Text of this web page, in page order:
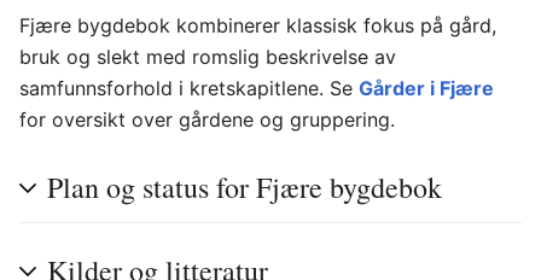
Fjære bygdebok kombinerer klassisk fokus på gård,
bruk og slekt med romslig beskrivelse av
samfunnsforhold i kretskapitlene. Se Gårder i Fjære
for oversikt over gårdene og gruppering.
Plan og status for Fjære bygdebok
Kilder og litteratur